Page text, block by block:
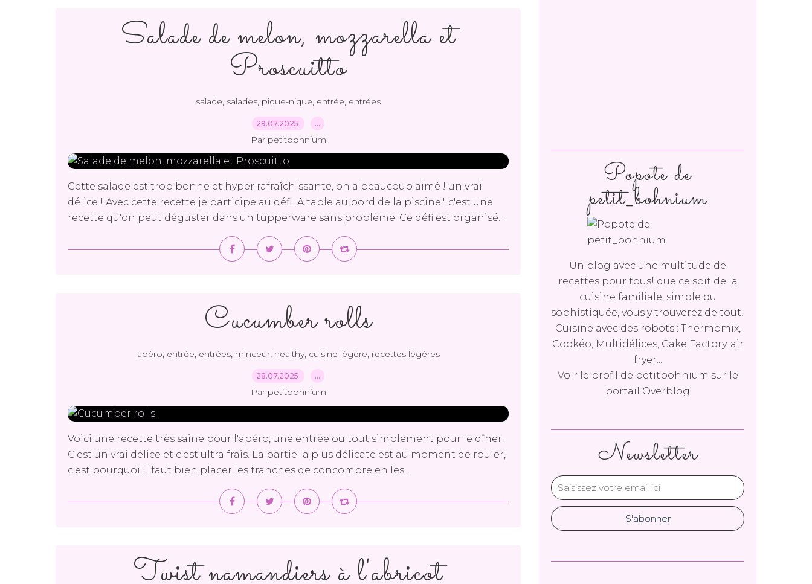
Salade de melon, mozzarella et
Proscuitto
salade, salades, pique-nique, entrée, entrées
29.07.2025 …
Par petitbohnium
Cette salade est trop bonne et hyper rafraîchissante, on a beaucoup aimé ! un vrai
délice ! Avec cette recette je participe au défi "A table au bord de la piscine", c'est une
recette qu'on peut déguster dans un tupperware sans problème. Ce défi est organisé...
Cucumber rolls
apéro, entrée, entrées, minceur, healthy, cuisine légère, recettes légères
28.07.2025 …
Par petitbohnium
Voici une recette très saine pour l'apéro, une entrée ou tout simplement pour le dîner.
C'est un vrai délice et c'est ultra frais. La partie la plus délicate est au moment de rouler,
c'est pourquoi il faut bien placer les tranches de concombre en les...
Twist namandiers à l'abricot
Newsletter
Popote de
petit_bohnium
Un blog avec une multitude de
recettes pour tous! que ce soit de la
cuisine familiale, simple ou
sophistiquée, vous y trouverez de tout!
Cuisine avec des robots : Thermomix,
Cookéo, Multidélices, Cake Factory, air
fryer...
Voir le profil de petitbohnium sur le
portail Overblog